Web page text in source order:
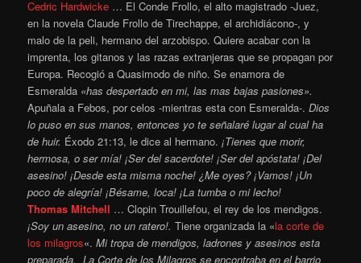
Cedric Hardwicke … El Conde Frollo, el alto magistrado -Juez,
en la novela Claude Frollo de Tirechappe, el archidiácono-, y
malo de la peli, hermano del arzobispo. Quiere acabar con la
imprenta, los gitanos y las razas extranjeras que se propagan por
Europa. Recogió a Quasimodo de niño. Se enamora de
Esmeralda «has despertado en mi, las mas bajas pasiones».
Apuñala a Febos, por celos -mientras esta con Esmeralda-.Dios
lo puso en sus manos, entonces yo te señalaré lugar al cual ha
de huir. Éxodo 21:13, le dice al hermano. ¡Tienes que morir,
hermosa, o ser mía! ¡Ser del sacerdote! ¡Ser del apóstata! ¡Del
asesino! ¡Desde esta misma noche! ¿Me oyes? ¡Vamos! ¡Un
poco de alegría! ¡Bésame, loca! ¡La tumba o mi lecho!
Thomas Mitchell … Clopin Trouillefou, el rey de los mendigos.
¡Soy un asesino, no un ratero!. Tiene organizada la «la corte de
los milagros«.Mi tropa de mendigos, ladrones y asesinos esta
preparada. La Corte de los Milagros se encontraba en el barrio